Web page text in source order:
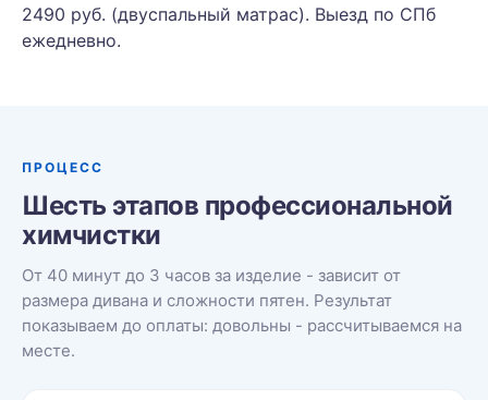
2490 руб. (двуспальный матрас). Выезд по СПб
ежедневно.
ПРОЦЕСС
Шесть этапов профессиональной
химчистки
От 40 минут до 3 часов за изделие - зависит от
размера дивана и сложности пятен. Результат
показываем до оплаты: довольны - рассчитываемся на
месте.